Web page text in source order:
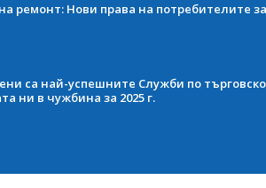
ремонт: Нови права на потребителите
са най-успешните Служби по
ни в чужбина за 2025 г.